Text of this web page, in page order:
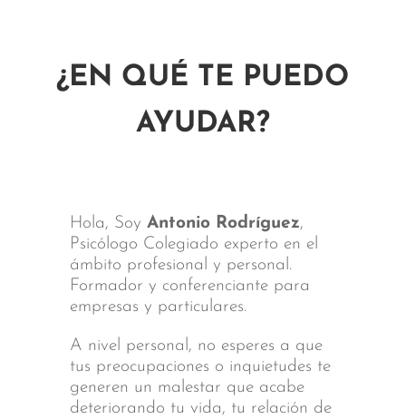
¿EN QUÉ TE PUEDO
AYUDAR?
Hola, Soy Antonio Rodríguez,
Psicólogo Colegiado experto en el
ámbito profesional y personal.
Formador y conferenciante para
empresas y particulares.
A nivel personal, no esperes a que
tus preocupaciones o inquietudes te
generen un malestar que acabe
deteriorando tu vida, tu relación de